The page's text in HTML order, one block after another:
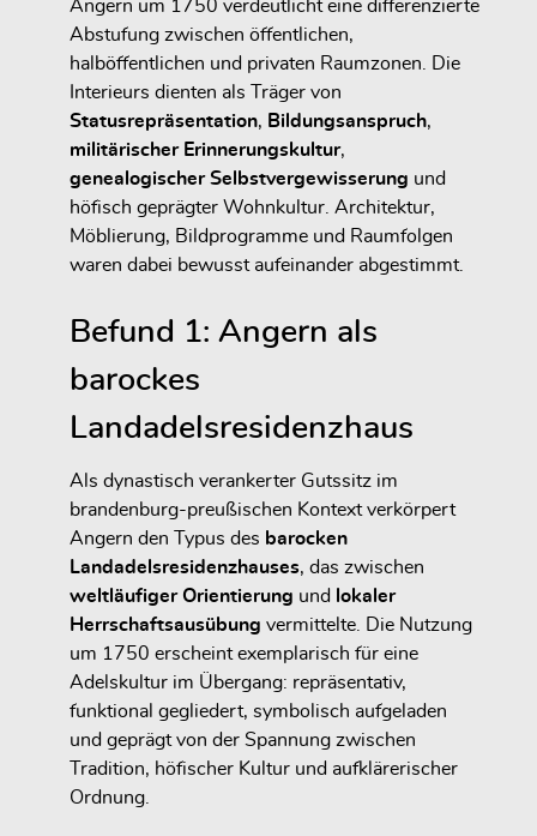
Angern um 1750 verdeutlicht eine differenzierte
Abstufung zwischen öffentlichen,
halböffentlichen und privaten Raumzonen. Die
Interieurs dienten als Träger von
Statusrepräsentation, Bildungsanspruch,
militärischer Erinnerungskultur,
genealogischer Selbstvergewisserung und
höfisch geprägter Wohnkultur. Architektur,
Möblierung, Bildprogramme und Raumfolgen
waren dabei bewusst aufeinander abgestimmt.
Befund 1: Angern als
barockes
Landadelsresidenzhaus
Als dynastisch verankerter Gutssitz im
brandenburg-preußischen Kontext verkörpert
Angern den Typus des barocken
Landadelsresidenzhauses, das zwischen
weltläufiger Orientierung und lokaler
Herrschaftsausübung vermittelte. Die Nutzung
um 1750 erscheint exemplarisch für eine
Adelskultur im Übergang: repräsentativ,
funktional gegliedert, symbolisch aufgeladen
und geprägt von der Spannung zwischen
Tradition, höfischer Kultur und aufklärerischer
Ordnung.